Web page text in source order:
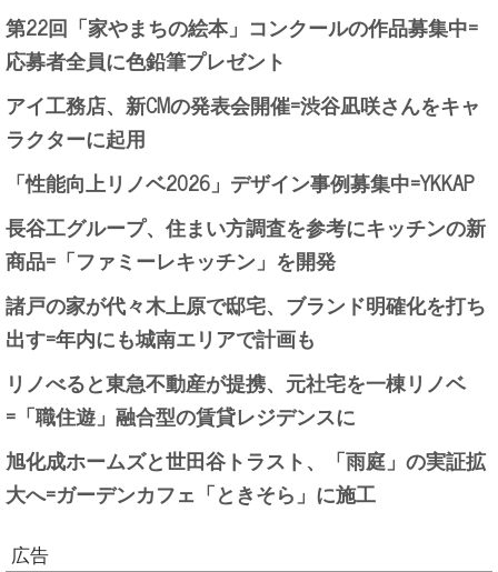
第22回「家やまちの絵本」コンクールの作品募集中=
応募者全員に色鉛筆プレゼント
アイ工務店、新CMの発表会開催=渋谷凪咲さんをキャ
ラクターに起用
「性能向上リノベ2026」デザイン事例募集中=YKKAP
長谷工グループ、住まい方調査を参考にキッチンの新
商品=「ファミーレキッチン」を開発
諸戸の家が代々木上原で邸宅、ブランド明確化を打ち
出す=年内にも城南エリアで計画も
リノべると東急不動産が提携、元社宅を一棟リノベ
=「職住遊」融合型の賃貸レジデンスに
旭化成ホームズと世田谷トラスト、「雨庭」の実証拡
大へ=ガーデンカフェ「ときそら」に施工
広告